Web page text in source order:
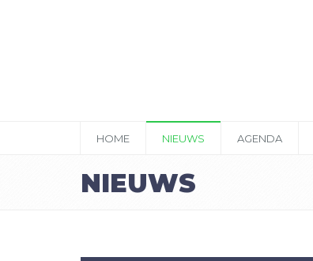
HOME NIEUWS AGENDA
NIEUWS